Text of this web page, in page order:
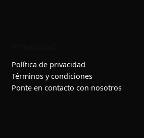
Política de privacidad
Términos y condiciones
Ponte en contacto con nosotros